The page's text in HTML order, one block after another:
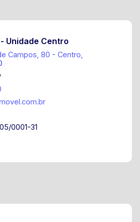
Unidade Centro
Campos, 80 - Centro,
0001-31